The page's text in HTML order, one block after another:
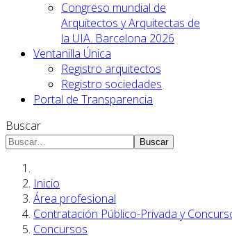
Congreso mundial de
Arquitectos y Arquitectas de
la UIA. Barcelona 2026
Ventanilla Única
Registro arquitectos
Registro sociedades
Portal de Transparencia
Buscar
Buscar
Inicio
Área profesional
Contratación Público-Privada y
Concursos